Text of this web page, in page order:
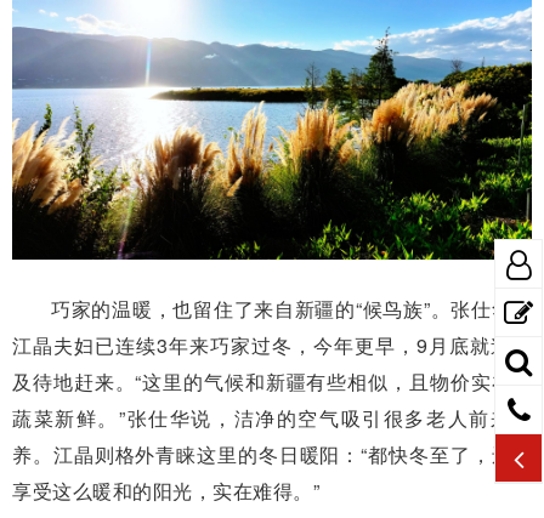
巧家的温暖，也留住了来自新疆的“候鸟族”。张仕华和
江晶夫妇已连续3年来巧家过冬，今年更早，9月底就迫不
及待地赶来。“这里的气候和新疆有些相似，且物价实在，
蔬菜新鲜。”张仕华说，洁净的空气吸引很多老人前来调
养。江晶则格外青睐这里的冬日暖阳：“都快冬至了，还能
享受这么暖和的阳光，实在难得。”